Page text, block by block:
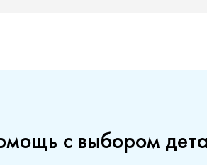
с выбором